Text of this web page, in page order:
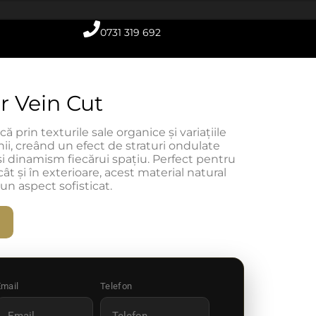
0731 319 692
Vein Cut
prin texturile sale organice și variațiile
creând un efect de straturi ondulate
dinamism fiecărui spațiu. Perfect pentru
și în exterioare, acest material natural
aspect sofisticat.
Telefon